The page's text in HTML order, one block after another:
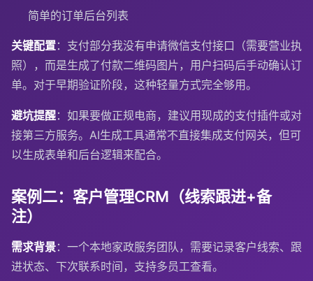
简单的订单后台列表
关键配置：支付部分我没有申请微信支付接口（需要营业执
照），而是生成了付款二维码图片，用户扫码后手动确认订
单。对于早期验证阶段，这种轻量方式完全够用。
避坑提醒：如果要做正规电商，建议用现成的支付插件或对
接第三方服务。AI生成工具通常不直接集成支付网关，但可
以生成表单和后台逻辑来配合。
案例二：客户管理CRM（线索跟进+备
注）
需求背景：一个本地家政服务团队，需要记录客户线索、跟
进状态、下次联系时间，支持多员工查看。